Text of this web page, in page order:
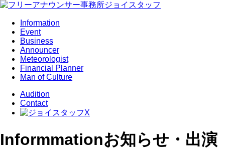
Information
Event
Business
Announcer
Meteorologist
Financial Planner
Man of Culture
Audition
Contact
Informmationお知らせ・出演